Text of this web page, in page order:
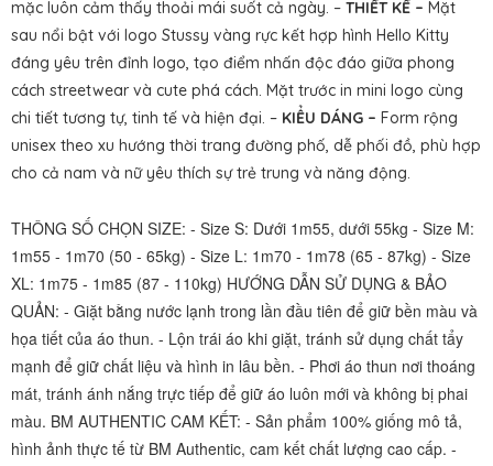
mặc luôn cảm thấy thoải mái suốt cả ngày. – THIẾT KẾ – Mặt
sau nổi bật với logo Stussy vàng rực kết hợp hình Hello Kitty
đáng yêu trên đỉnh logo, tạo điểm nhấn độc đáo giữa phong
cách streetwear và cute phá cách. Mặt trước in mini logo cùng
chi tiết tương tự, tinh tế và hiện đại. – KIỂU DÁNG – Form rộng
unisex theo xu hướng thời trang đường phố, dễ phối đồ, phù hợp
cho cả nam và nữ yêu thích sự trẻ trung và năng động.
THÔNG SỐ CHỌN SIZE: - Size S: Dưới 1m55, dưới 55kg - Size M:
1m55 - 1m70 (50 - 65kg) - Size L: 1m70 - 1m78 (65 - 87kg) - Size
XL: 1m75 - 1m85 (87 - 110kg) HƯỚNG DẪN SỬ DỤNG & BẢO
QUẢN: - Giặt bằng nước lạnh trong lần đầu tiên để giữ bền màu và
họa tiết của áo thun. - Lộn trái áo khi giặt, tránh sử dụng chất tẩy
mạnh để giữ chất liệu và hình in lâu bền. - Phơi áo thun nơi thoáng
mát, tránh ánh nắng trực tiếp để giữ áo luôn mới và không bị phai
màu. BM AUTHENTIC CAM KẾT: - Sản phẩm 100% giống mô tả,
hình ảnh thực tế từ BM Authentic, cam kết chất lượng cao cấp. -